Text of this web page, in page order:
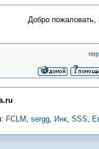
Добро пожаловать,
FCLM , sergg, Инк, SSS,